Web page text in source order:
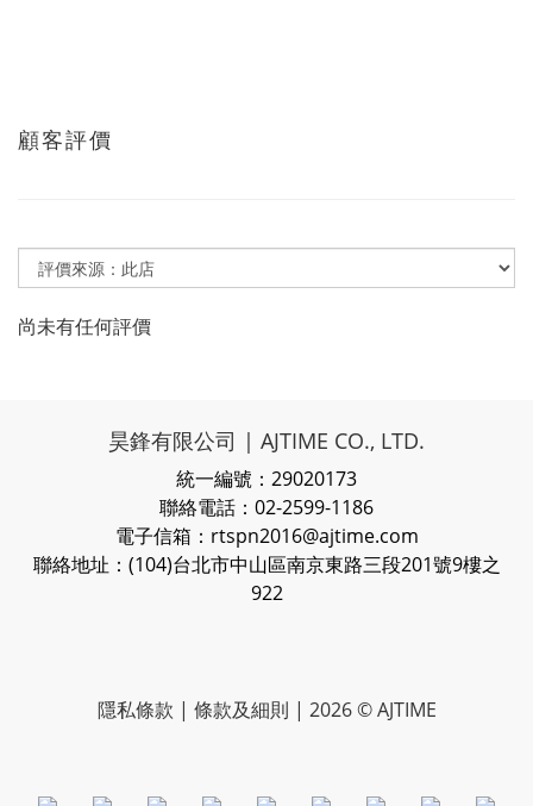
顧客評價
尚未有任何評價
昊鋒有限公司 | AJTIME CO., LTD.
統一編號：29020173
聯絡電話：02-2599-1186
電子信箱：rtspn2016@ajtime.com
聯絡地址：(104)台北市中山區南京東路三段201號9樓之
922
隱私條款 | 條款及細則 | 2026 © AJTIME